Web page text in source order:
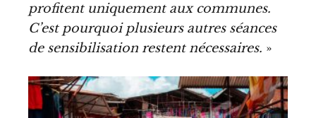
profitent uniquement aux communes.
C’est pourquoi plusieurs autres séances
de sensibilisation restent nécessaires. »